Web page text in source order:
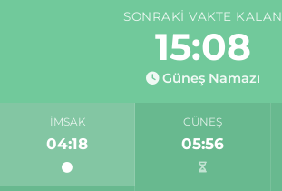
SONRAKI VAKTE KALAN
15:07
Güneş Namazı
İMSAK
04:18
GÜNEŞ
05:56